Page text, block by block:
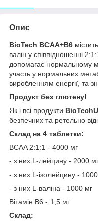
Опис
BioTech BCAA+B6
валін у співвідношенні
допомагає нормальному
участь у нормальних
виробленням енергії, та
Продукт без глютену!
Як і всі продукти
безпечних та ретельно
Склад на 4 таблетки:
BCAA 2:1:1 - 4000 мг
- з них L-лейцину - 2000
- з них L-ізолейцину -
- з них L-валіна - 1000 мг
Вітамін B6 - 1,5 мг
Склад: